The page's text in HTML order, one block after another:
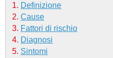
Definizione
Cause
Fattori di rischio
Diagnosi
Sintomi